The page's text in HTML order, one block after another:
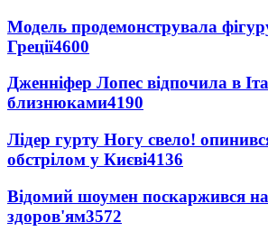
Модель продемонструвала
Греції4600
Дженніфер Лопес відпочила в
близнюками4190
Лідер гурту Ногу свело!
обстрілом у Києві4136
Відомий шоумен поскаржився
здоров'ям3572